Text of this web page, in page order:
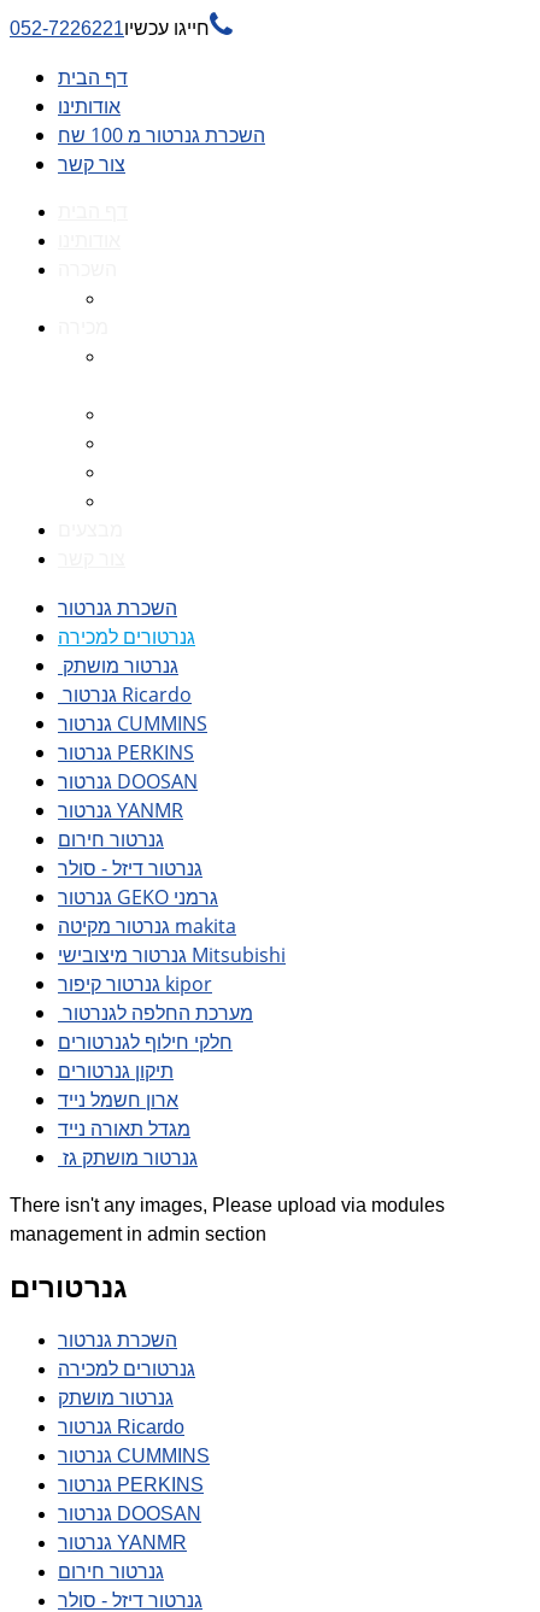
חייגו עכשיו052-7226221 
דף הבית
אודותינו
השכרת גנרטור מ 100 שח
צור קשר
השכרת גנרטור
גנרטורים למכירה
גנרטור מושתק
גנרטור Ricardo
גנרטור CUMMINS
גנרטור PERKINS
גנרטור DOOSAN
גנרטור YANMR
גנרטור חירום
גנרטור דיזל - סולר
גנרטור GEKO גרמני
גנרטור מקיטה makita
גנרטור מיצובישי Mitsubishi
גנרטור קיפור kipor
מערכת החלפה לגנרטור
חלקי חילוף לגנרטורים
תיקון גנרטורים
ארון חשמל נייד
מגדל תאורה נייד
גנרטור מושתק גז
There isn't any images, Please upload via modules
management in admin section
גנרטורים
השכרת גנרטור
גנרטורים למכירה
גנרטור מושתק
גנרטור Ricardo
גנרטור CUMMINS
גנרטור PERKINS
גנרטור DOOSAN
גנרטור YANMR
גנרטור חירום
גנרטור דיזל - סולר